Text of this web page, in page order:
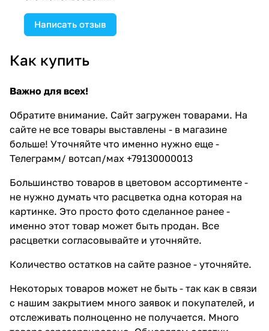
Написать отзыв
Как купить
Важно для всех!
Обратите внимание. Сайт загружен товарами. На
сайте не все товары выставлены - в магазине
больше! Уточняйте что именно нужно еще -
Телеграмм/ вотсап/мах +79130000013
Большинство товаров в цветовом ассортименте -
не нужно думать что расцветка одна которая на
картинке. Это просто фото сделанное ранее -
именно этот товар может быть продан. Все
расцветки согласовывайте и уточняйте.
Количество остатков на сайте разное - уточняйте.
Некоторых товаров может не быть - так как в связи
с нашим закрытием много заявок и покупателей, и
отслеживать полноценно не получается. Много